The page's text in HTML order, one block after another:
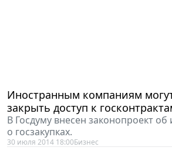
закрыть доступ к
В Госдуму внесен законопроект об
о госзакупках.
30 июля 2014 18:00